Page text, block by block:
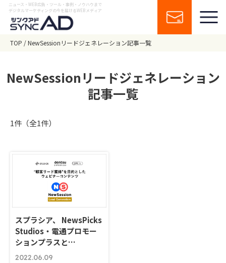
ニュース・WEB広告・ツール・事例・ノウハウまで
デジタルマーケティングの今を届けるWEBメディア
TOP NewSessionリードジェネレーション記事一覧
NewSessionリードジェネレーション
記事一覧
1件（全1件）
スプラシア、 NewsPicks
Studios・電通プロモー
ションプラスと…
2022.06.09